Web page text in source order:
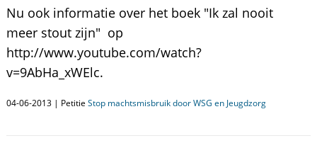
Nu ook informatie over het boek "Ik zal nooit
meer stout zijn" op
http://www.youtube.com/watch?
v=9AbHa_xWElc.
04-06-2013 | Petitie Stop machtsmisbruik door WSG en Jeugdzorg